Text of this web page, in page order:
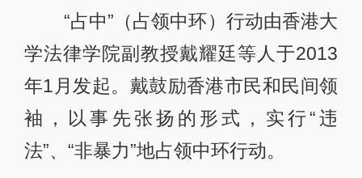
“占中”（占领中环）行动由香港大
学法律学院副教授戴耀廷等人于2013
年1月发起。戴鼓励香港市民和民间领
袖，以事先张扬的形式，实行“违
法”、“非暴力”地占领中环行动。